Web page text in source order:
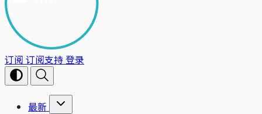
订阅 订阅支持登录
最新